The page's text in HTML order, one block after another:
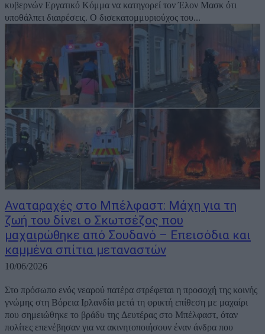
κυβερνών Εργατικό Κόμμα να κατηγορεί τον Έλον Μασκ ότι
υποθάλπει διαιρέσεις. Ο δισεκατομμυριούχος του...
Αναταραχές στο Μπέλφαστ: Μάχη για τη
ζωή του δίνει ο Σκωτσέζος που
μαχαιρώθηκε από Σουδανό – Επεισόδια και
καμμένα σπίτια μεταναστών
10/06/2026
Στο πρόσωπο ενός νεαρού πατέρα στρέφεται η προσοχή της κοινής
γνώμης στη Βόρεια Ιρλανδία μετά τη φρικτή επίθεση με μαχαίρι
που σημειώθηκε το βράδυ της Δευτέρας στο Μπέλφαστ, όταν
πολίτες επενέβησαν για να ακινητοποιήσουν έναν άνδρα που